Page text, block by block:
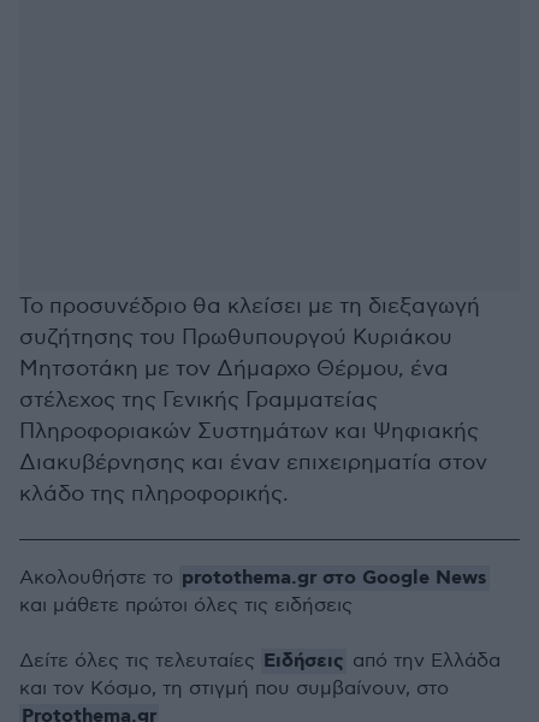
Το προσυνέδριο θα κλείσει με τη διεξαγωγή
συζήτησης του Πρωθυπουργού Κυριάκου
Μητσοτάκη με τον Δήμαρχο Θέρμου, ένα
στέλεχος της Γενικής Γραμματείας
Πληροφοριακών Συστημάτων και Ψηφιακής
Διακυβέρνησης και έναν επιχειρηματία στον
κλάδο της πληροφορικής.
Ακολουθήστε το protothema.gr στο Google News
και μάθετε πρώτοι όλες τις ειδήσεις
Δείτε όλες τις τελευταίες Ειδήσεις από την Ελλάδα
και τον Κόσμο, τη στιγμή που συμβαίνουν, στο
Protothema.gr